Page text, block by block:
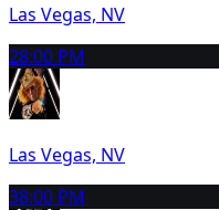
Las Vegas, NV
28:00 PM
Las Vegas, NV
38:00 PM